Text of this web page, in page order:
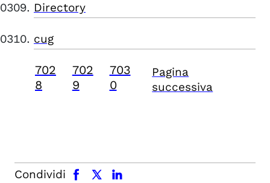
Directory
cug
702
8
702
9
703
0
Pagina
successiva
Condividi
facebook x.com linkedin